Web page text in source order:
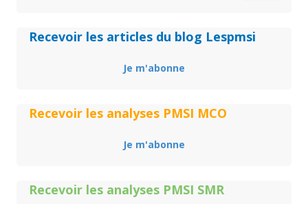
Recevoir les articles du blog Lespmsi
Je m'abonne
Recevoir les analyses PMSI MCO
Je m'abonne
Recevoir les analyses PMSI SMR